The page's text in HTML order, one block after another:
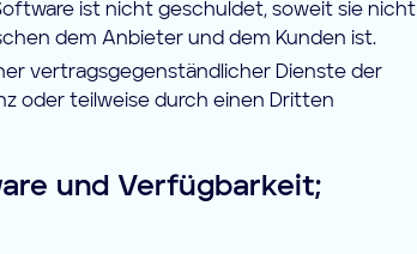
ist nicht geschuldet, soweit sie nicht
dem Anbieter und dem Kunden ist.
vertragsgegenständlicher Dienste der
oder teilweise durch einen Dritten
und Verfügbarkeit;